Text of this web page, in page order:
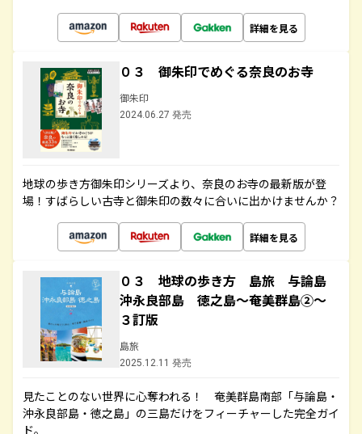
詳細を見る
０３ 御朱印でめぐる奈良のお寺
御朱印
2024.06.27 発売
地球の歩き方御朱印シリーズより、奈良のお寺の最新版が登
場！すばらしい古寺と御朱印の数々に合いに出かけませんか？
詳細を見る
０３ 地球の歩き方 島旅 与論島
沖永良部島 徳之島～奄美群島②～
３訂版
島旅
2025.12.11 発売
見たことのない世界に心奪われる！ 奄美群島南部「与論島・
沖永良部島・徳之島」の三島だけをフィーチャーした完全ガイ
ド。